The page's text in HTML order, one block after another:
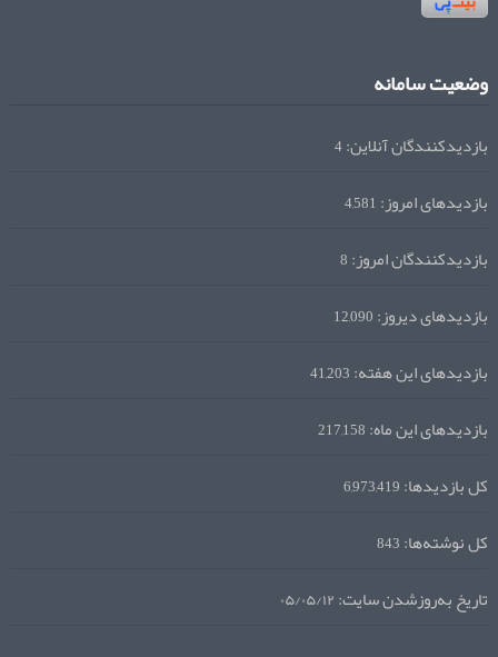
وضعیت سامانه
بازدیدکنندگان آنلاین:4
بازدیدهای امروز:4,581
بازدیدکنندگان امروز:8
بازدیدهای دیروز:12,090
بازدیدهای این هفته:41,203
بازدیدهای این ماه:217,158
کل بازدیدها:6,973,419
کل نوشته‌ها:843
تاریخ به‌روزشدن سایت:۰۵/۰۵/۱۲